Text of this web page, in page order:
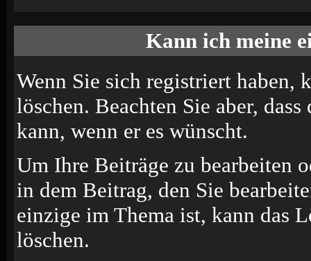
Kann ich meine
Wenn Sie sich registriert haben,
löschen. Beachten Sie aber,
kann, wenn er es wünscht.
Um Ihre Beiträge zu bearbeiten
in dem Beitrag, den Sie
einzige im Thema ist, kann das
löschen.